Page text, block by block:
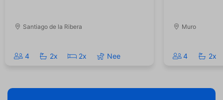
Santiago de la Ribera
4 2x 2x Nee
Muro
4 2x